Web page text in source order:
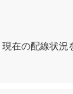
在の配線状況